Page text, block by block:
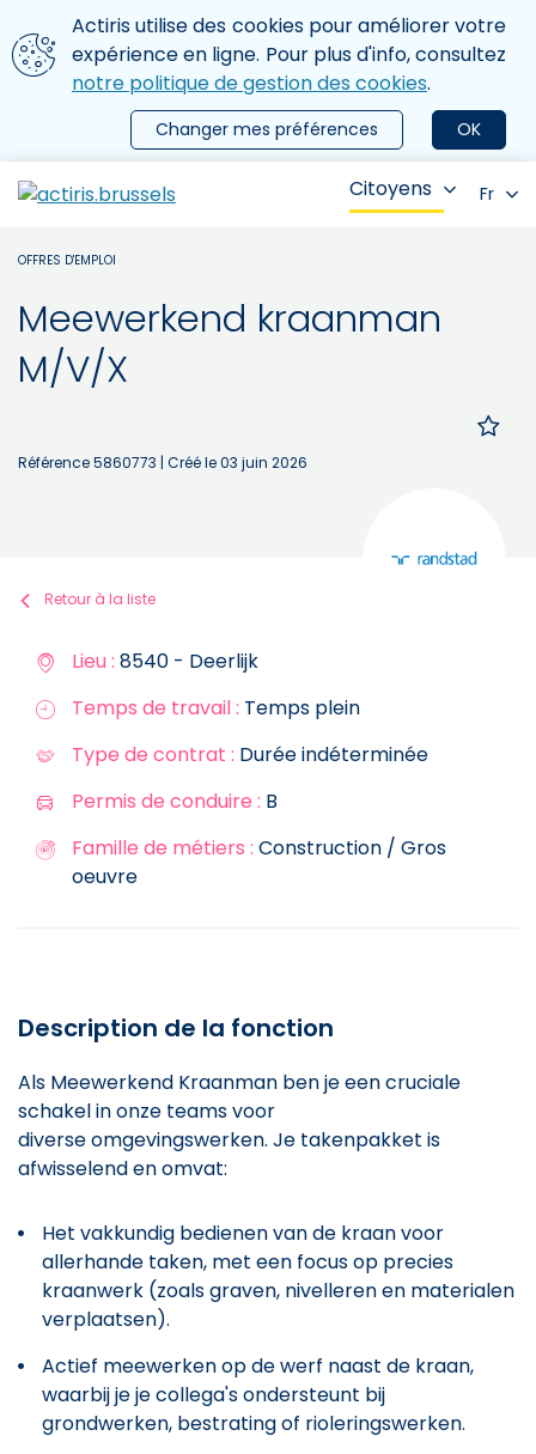
Aller au contenu principal
Nous utilisons des cookies
Actiris utilise des cookies pour améliorer votre
expérience en ligne. Pour plus d'info, consultez
notre politique de gestion des cookies.
OK
Changer mes préférences
le menu
Citoyens Fr
OFFRES D'EMPLOI
Meewerkend kraanman
M/V/X
Référence 5860773 | Créé le 03 juin 2026
Retour à la liste
Lieu : 8540 - Deerlijk
Temps de travail : Temps plein
Type de contrat : Durée indéterminée
Permis de conduire : B
Famille de métiers : Construction / Gros
oeuvre
Description de la fonction
Als Meewerkend Kraanman ben je een cruciale
schakel in onze teams voor
diverse omgevingswerken. Je takenpakket is
afwisselend en omvat:
Het vakkundig bedienen van de kraan voor
allerhande taken, met een focus op precies
kraanwerk (zoals graven, nivelleren en materialen
verplaatsen).
Actief meewerken op de werf naast de kraan,
waarbij je je collega's ondersteunt bij
grondwerken, bestrating of rioleringswerken.